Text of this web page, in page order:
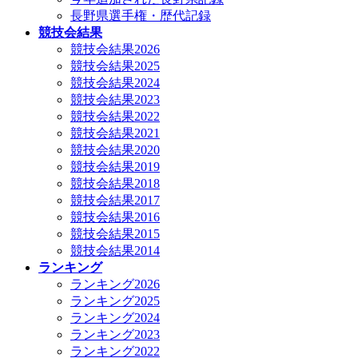
長野県選手権・歴代記録
競技会結果
競技会結果2026
競技会結果2025
競技会結果2024
競技会結果2023
競技会結果2022
競技会結果2021
競技会結果2020
競技会結果2019
競技会結果2018
競技会結果2017
競技会結果2016
競技会結果2015
競技会結果2014
ランキング
ランキング2026
ランキング2025
ランキング2024
ランキング2023
ランキング2022